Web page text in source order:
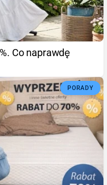
Co naprawdę
PORADY